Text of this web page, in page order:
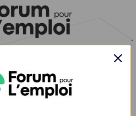
ceux qui cherchent à se connecter au